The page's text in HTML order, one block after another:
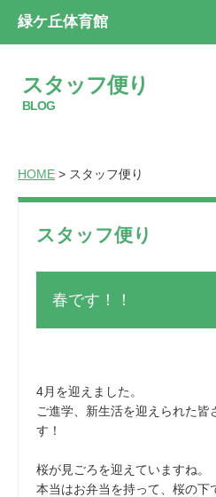
緑ケ丘体育館
スタッフ便り
BLOG
HOME > スタッフ便り
スタッフ便り
春です！！
4月を迎えました。
ご進学、新生活を迎えられた皆
す！
桜が見ごろを迎えていますね。
本当はお弁当を持って、桜の下